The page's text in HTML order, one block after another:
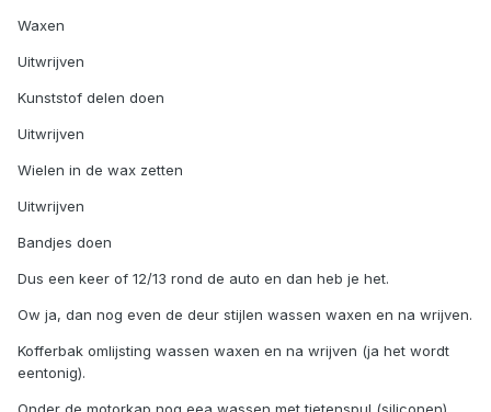
Waxen
Uitwrijven
Kunststof delen doen
Uitwrijven
Wielen in de wax zetten
Uitwrijven
Bandjes doen
Dus een keer of 12/13 rond de auto en dan heb je het.
Ow ja, dan nog even de deur stijlen wassen waxen en na wrijven.
Kofferbak omlijsting wassen waxen en na wrijven (ja het wordt
eentonig).